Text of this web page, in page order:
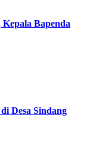
Bapenda
Desa Sindang